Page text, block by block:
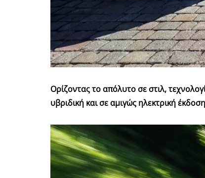
Ορίζοντας το απόλυτο σε στιλ,
υβριδική και σε αμιγώς ηλεκτρική